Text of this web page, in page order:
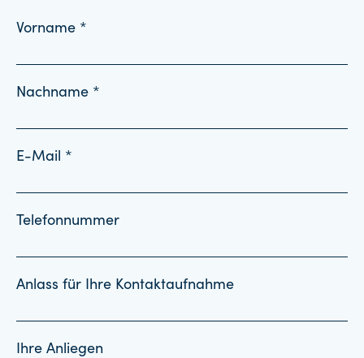
Vorname *
Nachname *
E-Mail *
Telefonnummer
Anlass für Ihre Kontaktaufnahme
Ihre Anliegen